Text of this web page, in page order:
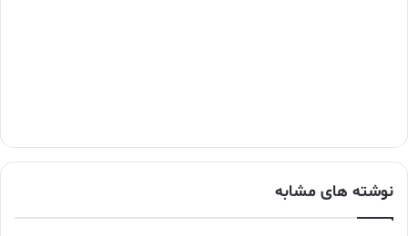
نوشته های مشابه